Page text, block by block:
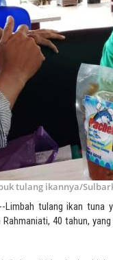
tulang ikannya/
Limbah tulang ikan tuna
40 tahun,